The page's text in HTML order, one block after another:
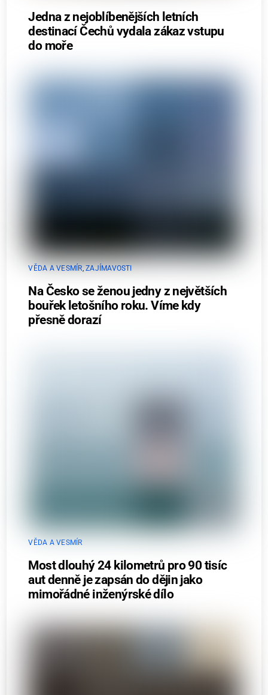
Jedna z nejoblíbenějších letních
destinací Čechů vydala zákaz vstupu
do moře
VĚDA A VESMÍR,ZAJÍMAVOSTI
Na Česko se ženou jedny z největších
bouřek letošního roku. Víme kdy
přesně dorazí
VĚDA A VESMÍR
Most dlouhý 24 kilometrů pro 90 tisíc
aut denně je zapsán do dějin jako
mimořádné inženýrské dílo